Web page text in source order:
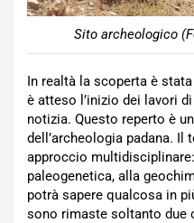
Sito archeologico
In realtà la scoperta è
è atteso l’inizio dei lavori
notizia. Questo reperto è
dell’archeologia padana. Il
approccio
paleogenetica, alla
potrà sapere qualcosa in
sono rimaste soltanto due